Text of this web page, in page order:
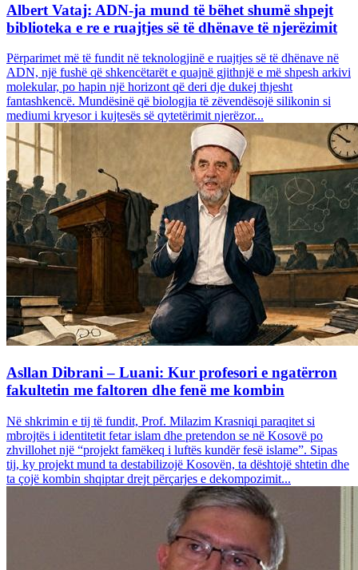
Albert Vataj: ADN-ja mund të bëhet shumë shpejt
biblioteka e re e ruajtjes së të dhënave të njerëzimit
Përparimet më të fundit në teknologjinë e ruajtjes së të dhënave në
ADN, një fushë që shkencëtarët e quajnë gjithnjë e më shpesh arkivi
molekular, po hapin një horizont që deri dje dukej thjesht
fantashkencë. Mundësinë që biologjia të zëvendësojë silikonin si
mediumi kryesor i kujtesës së qytetërimit njerëzor...
Asllan Dibrani – Luani: Kur profesori e ngatërron
fakultetin me faltoren dhe fenë me kombin
Në shkrimin e tij të fundit, Prof. Milazim Krasniqi paraqitet si
mbrojtës i identitetit fetar islam dhe pretendon se në Kosovë po
zhvillohet një “projekt famëkeq i luftës kundër fesë islame”. Sipas
tij, ky projekt mund ta destabilizojë Kosovën, ta dështojë shtetin dhe
ta çojë kombin shqiptar drejt përçarjes e dekompozimit...